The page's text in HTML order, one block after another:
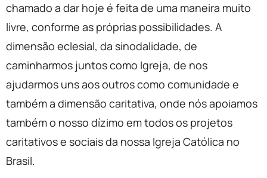
chamado a dar hoje é feita de uma maneira muito
livre, conforme as próprias possibilidades. A
dimensão eclesial, da sinodalidade, de
caminharmos juntos como Igreja, de nos
ajudarmos uns aos outros como comunidade e
também a dimensão caritativa, onde nós apoiamos
também o nosso dízimo em todos os projetos
caritativos e sociais da nossa Igreja Católica no
Brasil.